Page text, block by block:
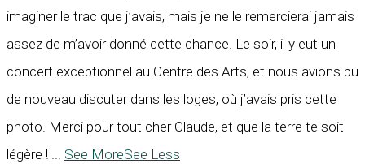
imaginer le trac que j’avais, mais je ne le remercierai jamais
assez de m’avoir donné cette chance. Le soir, il y eut un
concert exceptionnel au Centre des Arts, et nous avions pu
de nouveau discuter dans les loges, où j’avais pris cette
photo. Merci pour tout cher Claude, et que la terre te soit
légère ! ... See MoreSee Less